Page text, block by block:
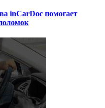
inCarDoc помогает